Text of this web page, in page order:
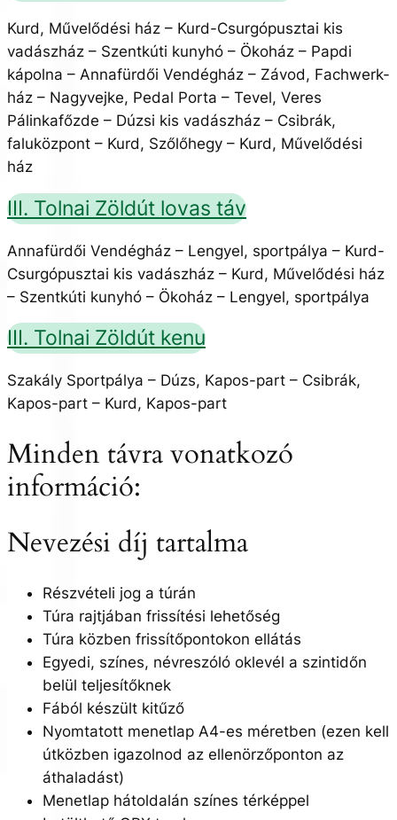
Kurd, Művelődési ház – Kurd-Csurgópusztai kis
vadászház – Szentkúti kunyhó – Ökoház – Papdi
kápolna – Annafürdői Vendégház – Závod, Fachwerk-
ház – Nagyvejke, Pedal Porta – Tevel, Veres
Pálinkafőzde – Dúzsi kis vadászház – Csibrák,
faluközpont – Kurd, Szőlőhegy – Kurd, Művelődési
ház
III. Tolnai Zöldút lovas táv
Annafürdői Vendégház – Lengyel, sportpálya – Kurd-
Csurgópusztai kis vadászház – Kurd, Művelődési ház
– Szentkúti kunyhó – Ökoház – Lengyel, sportpálya
III. Tolnai Zöldút kenu
Szakály Sportpálya – Dúzs, Kapos-part – Csibrák,
Kapos-part – Kurd, Kapos-part
Minden távra vonatkozó
információ:
Nevezési díj tartalma
Részvételi jog a túrán
Túra rajtjában frissítési lehetőség
Túra közben frissítőpontokon ellátás
Egyedi, színes, névreszóló oklevél a szintidőn
belül teljesítőknek
Fából készült kitűző
Nyomtatott menetlap A4-es méretben (ezen kell
útközben igazolnod az ellenörzőponton az
áthaladást)
Menetlap hátoldalán színes térképpel